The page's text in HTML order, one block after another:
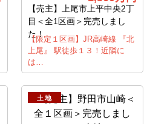
【売主】上尾市上平中央2丁
目＜全1区画＞完売しまし
た！
【限定１区画】JR高崎線 『北
上尾』 駅徒歩１３！近隣に
は…
土地